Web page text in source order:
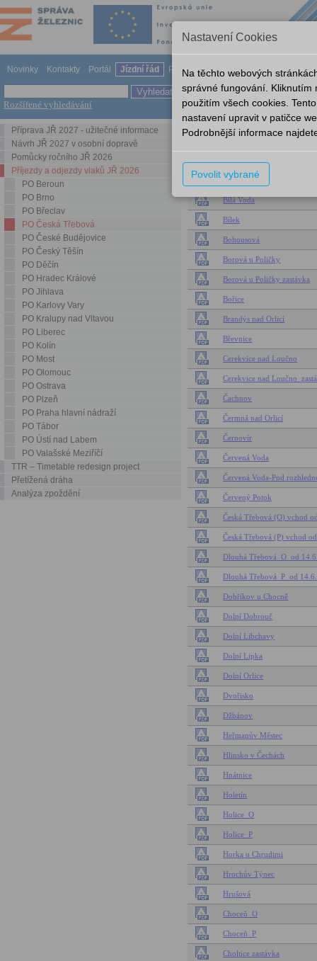
Novinky Kontakty Portál Jízdní řád Provozování dráhy Odkazy
Rozšířené vyhledávání
Příprava JŘ 2027 - užitečné informace
Návrh JŘ 2027 v osobní dopravě
Pomůcky ročního JŘ 2026
Příjezdy a odjezdy vlaků JŘ 2026
PO Beroun
PO Brno
PO Břeclav
PO Česká Třebová
PO České Budějovice
PO Český Těšín
PO Děčín
PO Hradec Králové
PO Jihlava
PO Karlovy Vary
PO Kralupy nad Vltavou
PO Liberec
PO Kolín
PO Most
PO Olomouc
PO Ostrava
PO Plzeň
PO Praha hlavní nádraží
PO Tábor
PO Ústí nad Labem
PO Valašské Meziříčí
TTR – Timetable redesign project
Přetížená dráha
Analýza zpoždění
PO Česká Třebová
Anenská Studánka
Bílá Voda
Bílek
Bohousová
Borová u Poličky
Borová u Poličky zastávka
Bořice
Brandýs nad Orlicí
Břevnice
Cerekvice nad Loučno
Cerekvice nad
Čachnov
Čermná nad Orlicí
Černovír
Červená Voda
Červená Voda-Pod
Červený Potok
Česká Třebová (O) vchod
Česká Třebová (P) vchod
Dlouhá Třebová_O_od
Dlouhá Třebová_P_od
Dobříkov u Chocně
Dolní Dobrouč
Dolní Libchavy
Dolní Lipka
Dolní Orlice
Dvořisko
Džbánov
Heřmanův Městec
Hlinsko v Čechách
Hnátnice
Holetín
Holice_O
Holice_P
Horka u Chrudimi
Hrochův Týnec
Hrušová
Choceň_O
Choceň_P
Choltice zastávka
Nastavení Cookies
Na těchto webových
správné fungování. Kliknutím
použitím všech cookies.
nastavení upravit v patičce
Podrobnější informace
Povolit vybrané